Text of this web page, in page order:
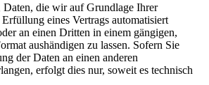
Daten, die wir auf Grundlage Ihrer
eines Vertrags automatisiert
an einen Dritten in einem gängigen,
aushändigen zu lassen. Sofern Sie
der Daten an einen anderen
erfolgt dies nur, soweit es technisch